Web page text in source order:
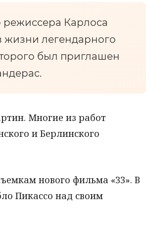
режиссера Карлоса
жизни легендарного
был приглашен
Многие из работ
и Берлинского
нового фильма «33». В
Пикассо над своим